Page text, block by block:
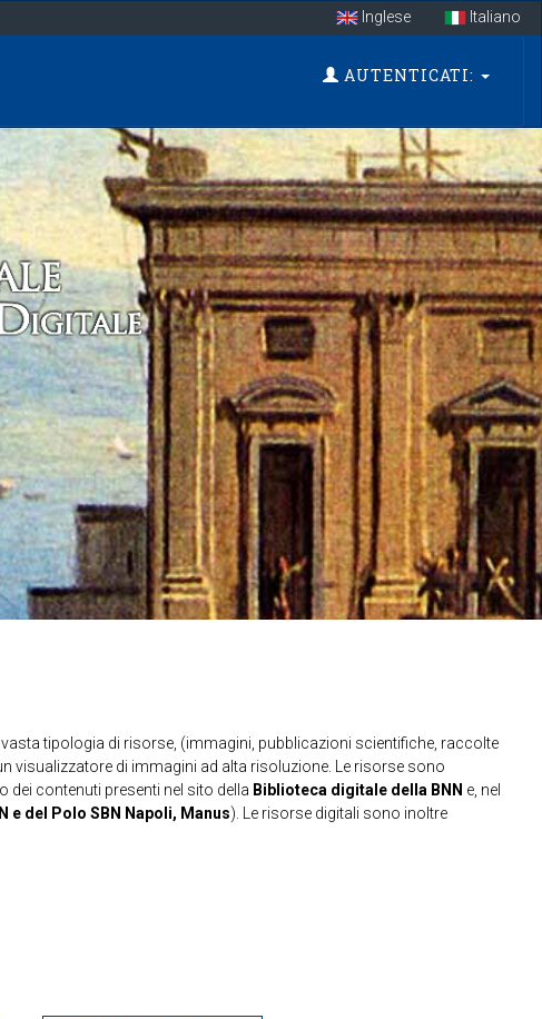
Inglese Italiano
AUTENTICATI:
tipologia di risorse, (immagini, pubblicazioni scientifiche, raccolte
visualizzatore di immagini ad alta risoluzione. Le risorse sono
contenuti presenti nel sito della Biblioteca digitale della BNN e, nel
e del Polo SBN Napoli, Manus). Le risorse digitali sono inoltre